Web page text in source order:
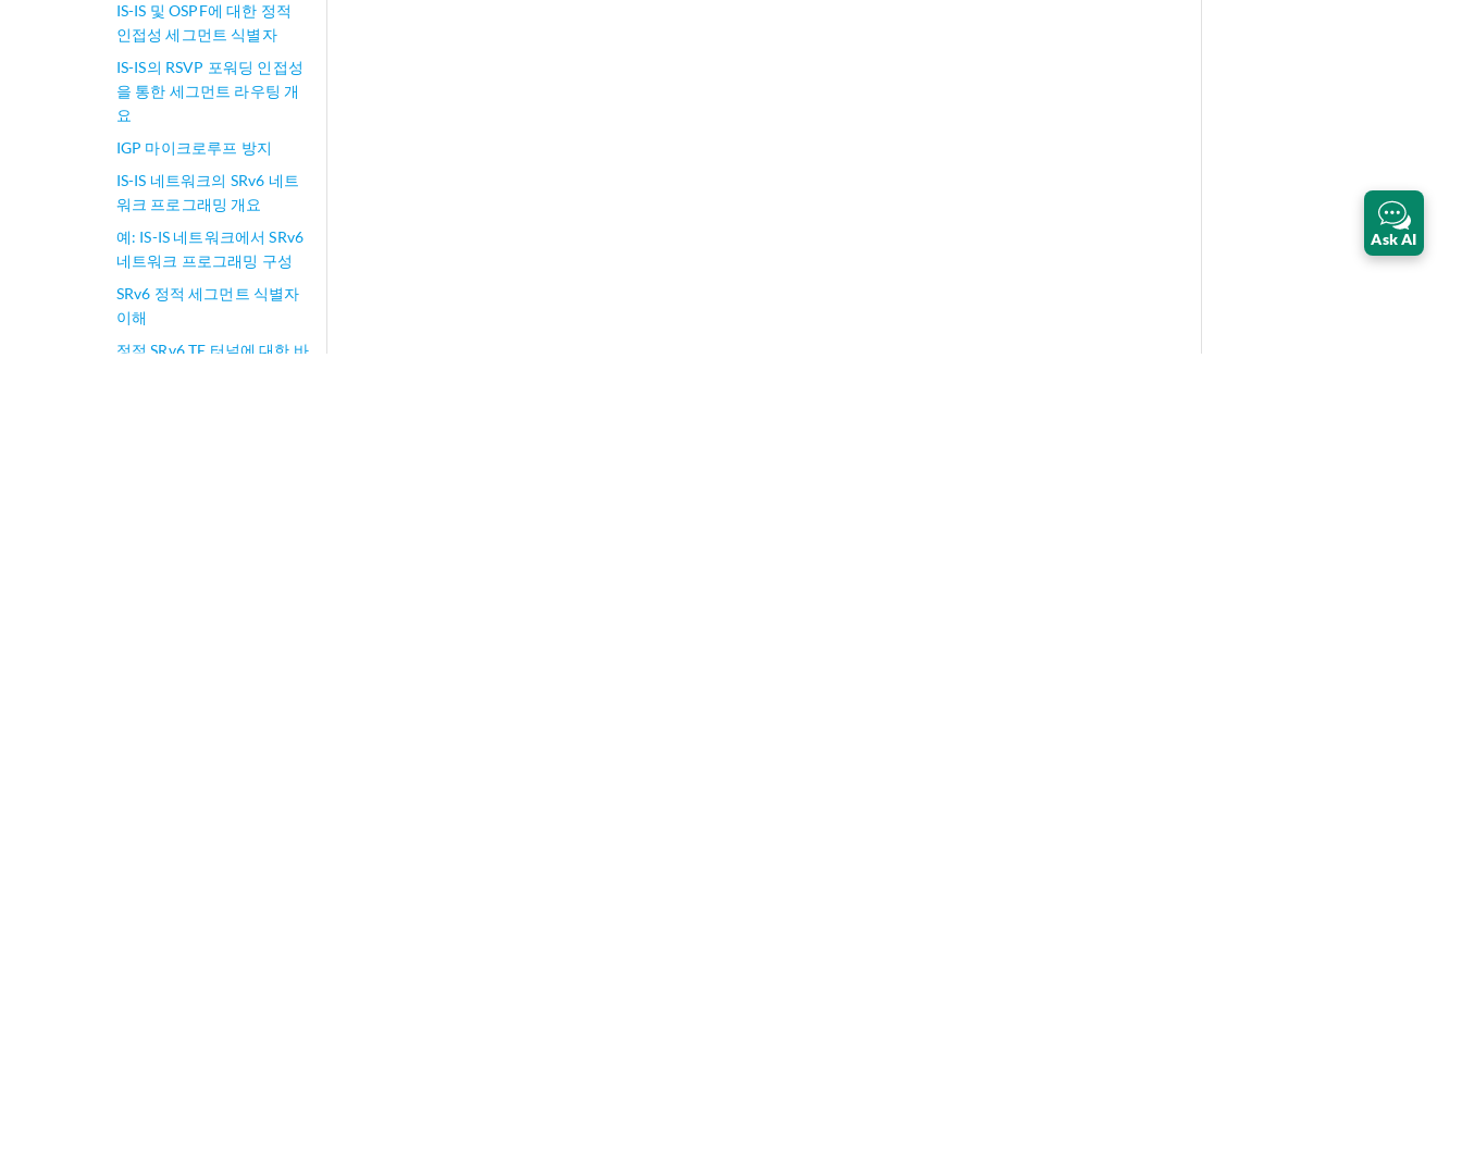
IS-IS 및 OSPF에 대한 정적
인접성 세그먼트 식별자
IS-IS의 RSVP 포워딩 인접성
을 통한 세그먼트 라우팅 개
요
IGP 마이크로루프 방지
IS-IS 네트워크의 SRv6 네트
워크 프로그래밍 개요
예: IS-IS 네트워크에서 SRv6
네트워크 프로그래밍 구성
SRv6 정적 세그먼트 식별자
이해
정적 SRv6 TE 터널에 대한 바
Ask AI